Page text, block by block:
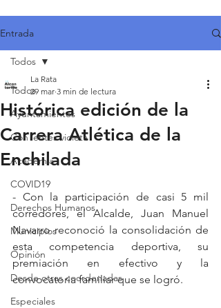
Entrada
Todos
Ayuntamientos
Con lentes violeta
Academia
COVID19
Derechos Humanos
Municipios
Opinión
Desde otras coordenadas
Especiales
Todos
Histórica edición de la
Carrera Atlética de la
Enchilada
La Rata
29 mar 3 min de lectura
- Con la participación de casi 5 mil
corredores, el Alcalde, Juan Manuel
Navarro reconoció la consolidación de
esta competencia deportiva, su
premiación en efectivo y la
convocatoria familiar que se logró.